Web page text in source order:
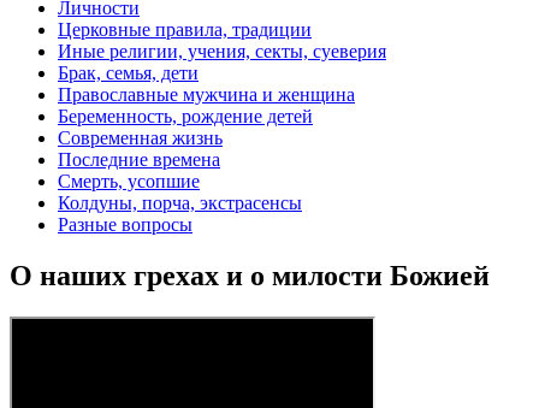
Личности
Церковные правила, традиции
Иные религии, учения, секты, суеверия
Брак, семья, дети
Православные мужчина и женщина
Беременность, рождение детей
Современная жизнь
Последние времена
Смерть, усопшие
Колдуны, порча, экстрасенсы
Разные вопросы
О наших грехах и о милости Божией